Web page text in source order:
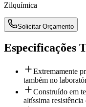
Zilquímica
Solicitar Orçamento
Especificações
Extremamente
também no
Construído em
altíssima